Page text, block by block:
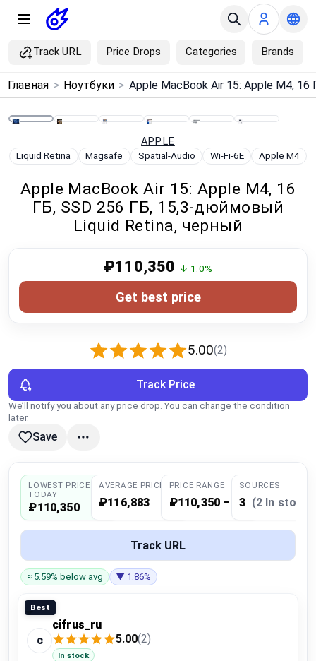
Track URL Price Drops Categories Brands
Menu ×
Price Drops
Brands
Compare
Log in
Главная > Ноутбуки >
APPLE
Liquid Retina Magsafe Spatial-Audio Wi-Fi-6E Apple M4
Apple MacBook Air 15: Apple M4, 16
ГБ, SSD 256 ГБ, 15,3-дюймовый
Liquid Retina, черный
5.00(2)
₽110,350 ↓ 1.0%
Get best price
Track Price
We’ll notify you about any price drop. You can change the condition
later.
Save
LOWEST PRICE
TODAY
₽110,350
AVERAGE PRICE
₽116,883
PRICE RANGE
₽110,350 – 123,416
SOURCES
3 (2 In stock)
Track URL
≈ 5.59% below avg ▼ 1.86%
Best
c
cifrus_ru
5.00(2)
In stock